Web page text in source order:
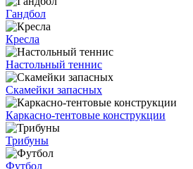
Гандбол
Кресла
Настольный теннис
Скамейки запасных
Каркасно-тентовые конструкции
Трибуны
Футбол